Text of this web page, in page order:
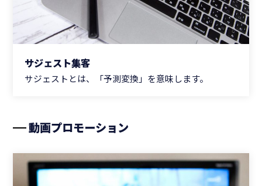
サジェスト集客
サジェストとは、「予測変換」を意味します。
動画プロモーション